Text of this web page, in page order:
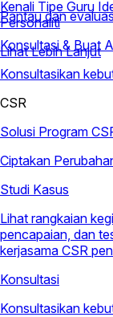
Pantau dan
Konsultasi & Buat
Konsultasikan
CSR
Solusi Program
Ciptakan
Studi Kasus
Lihat rangkaian
pencapaian, dan
kerjasama CSR
Konsultasi
Konsultasikan
Kenali Tipe Guru
Personaliti
Lihat Lebih Lanjut